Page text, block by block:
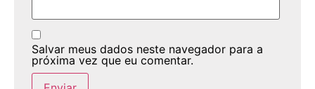
Salvar meus dados neste navegador para a
próxima vez que eu comentar.